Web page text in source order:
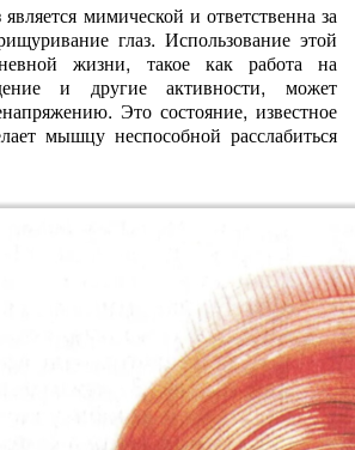
мимической и ответственна за
глаз. Использование этой
жизни, такое как работа на
и другие активности, может
Это состояние, известное
мышцу неспособной расслабиться